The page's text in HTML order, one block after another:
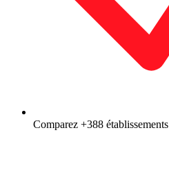
Comparez +388 établissements